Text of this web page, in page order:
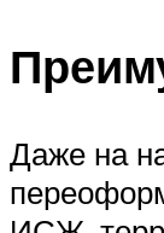
Даже на